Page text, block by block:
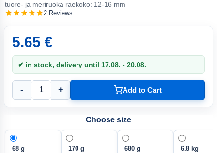
tuore- ja meriruoka raekoko: 12-16 mm
2 Reviews
5.65 €
✔ in stock, delivery until 17.08. - 20.08.
- + Add to Cart
Choose size
68 g 170 g 680 g 6.8 kg